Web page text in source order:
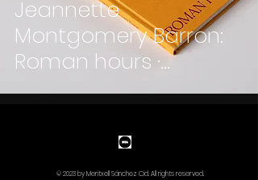
Jeannette
Montgomery Barron:
Roman hours ·
Ivorypress
© 2023 by Meritxell Sánchez Cid. All rights reserved.